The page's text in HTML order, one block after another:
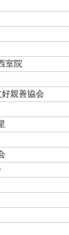
室院
親善協会